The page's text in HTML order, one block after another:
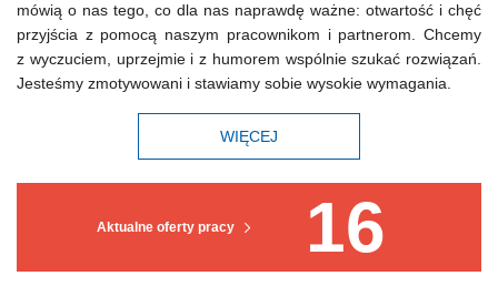
Aktualne oferty pracy 16
mówią o nas tego, co dla nas naprawdę ważne: otwartość i chęć
przyjścia z pomocą naszym pracownikom i partnerom. Chcemy
z wyczuciem, uprzejmie i z humorem wspólnie szukać rozwiązań.
Jesteśmy zmotywowani i stawiamy sobie wysokie wymagania.
WIĘCEJ